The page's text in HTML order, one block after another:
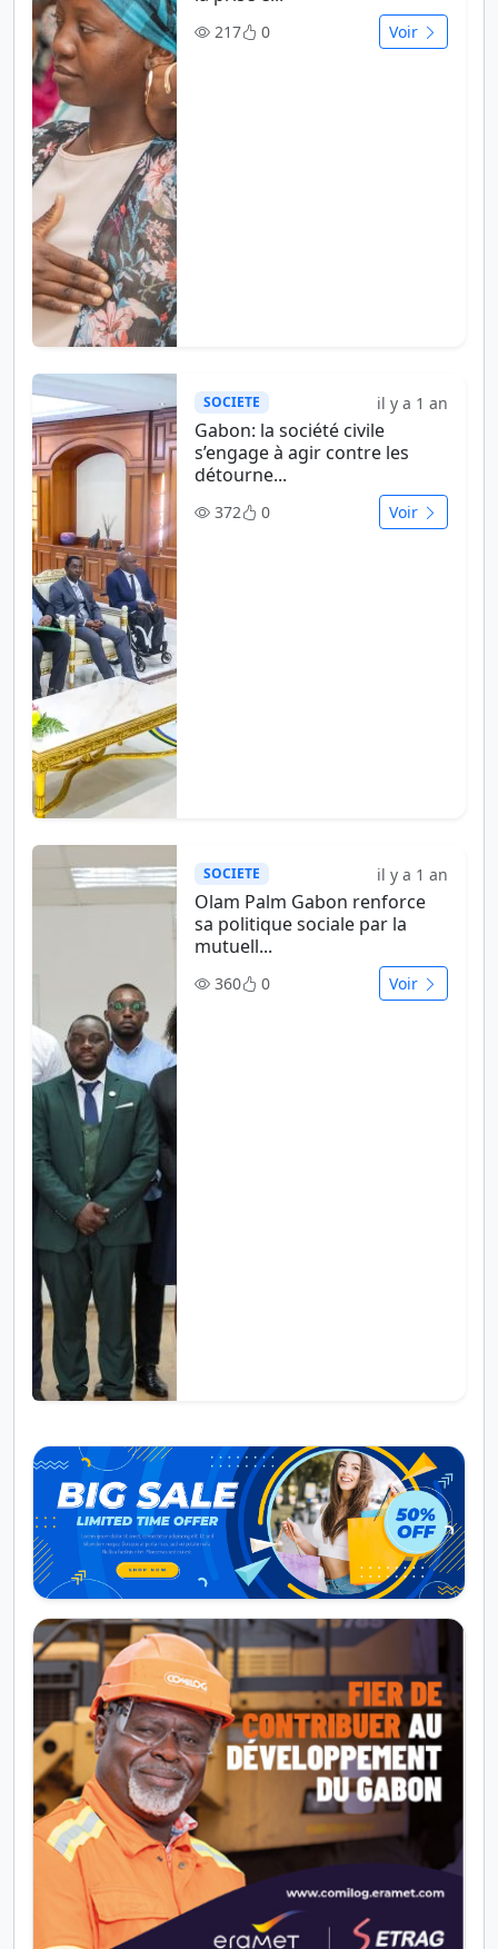
217 0 Voir
SOCIETE il y a 1 an
Gabon: la société civile
s’engage à agir contre les
détourne...
372 0 Voir
SOCIETE il y a 1 an
Olam Palm Gabon renforce
sa politique sociale par la
mutuell...
360 0 Voir